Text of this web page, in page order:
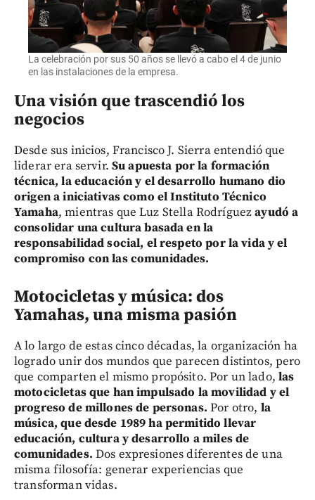
La celebración por sus 50 años se llevó a cabo el 4 de junio
en las instalaciones de la empresa.
Una visión que trascendió los
negocios
Desde sus inicios, Francisco J. Sierra entendió que
liderar era servir. Su apuesta por la formación
técnica, la educación y el desarrollo humano dio
origen a iniciativas como el Instituto Técnico
Yamaha, mientras que Luz Stella Rodríguezayudó a
consolidar una cultura basada en la
responsabilidad social, el respeto por la vida y el
compromiso con las comunidades.
Motocicletas y música: dos
Yamahas, una misma pasión
A lo largo de estas cinco décadas, la organización ha
logrado unir dos mundos que parecen distintos, pero
que comparten el mismo propósito. Por un lado,las
motocicletas que han impulsado la movilidad y el
progreso de millones de personas. Por otro, la
música, que desde 1989 ha permitido llevar
educación, cultura y desarrollo a miles de
comunidades. Dos expresiones diferentes de una
misma filosofía: generar experiencias que
transforman vidas.